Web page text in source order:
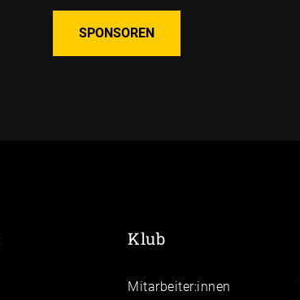
SPONSOREN
Klub
Mitarbeiter:innen